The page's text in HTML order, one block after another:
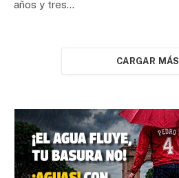
años y tres…
CARGAR MÁS